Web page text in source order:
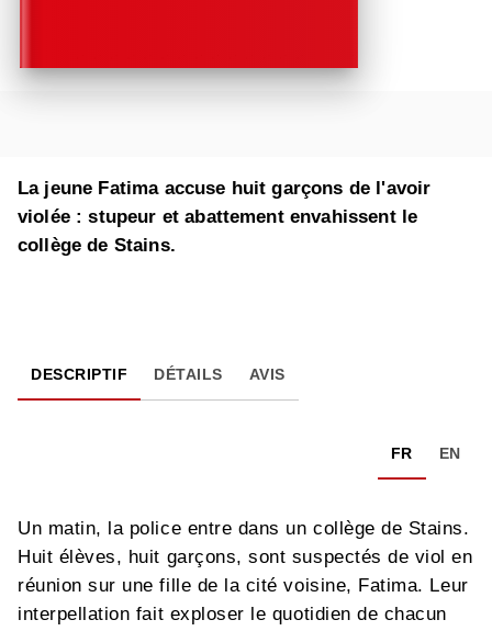
La jeune Fatima accuse huit garçons de l'avoir
violée : stupeur et abattement envahissent le
collège de Stains.
DESCRIPTIF DÉTAILS AVIS
FR EN
Un matin, la police entre dans un collège de Stains.
Huit élèves, huit garçons, sont suspectés de viol en
réunion sur une fille de la cité voisine, Fatima. Leur
interpellation fait exploser le quotidien de chacun